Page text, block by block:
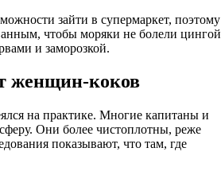
зайти в супермаркет, поэтому
чтобы моряки не болели цингой
и заморозкой.
женщин-коков
на практике. Многие капитаны и
Они более чистоплотны, реже
показывают, что там, где